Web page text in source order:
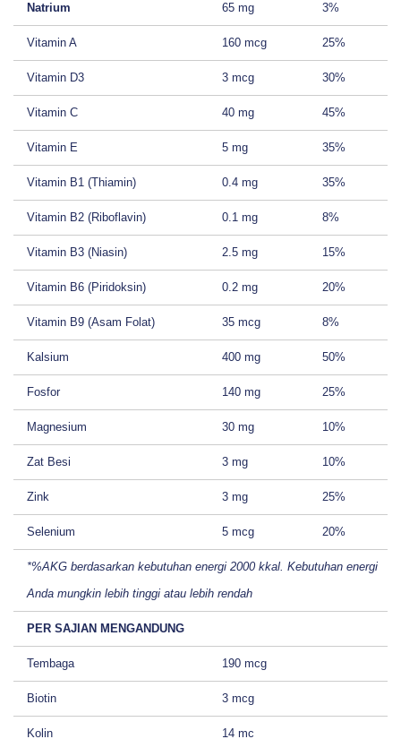
Natrium 65 mg 3%
Vitamin A 160 mcg 25%
Vitamin D3 3 mcg 30%
Vitamin C 40 mg 45%
Vitamin E 5 mg 35%
Vitamin B1 (Thiamin) 0.4 mg 35%
Vitamin B2 (Riboflavin) 0.1 mg 8%
Vitamin B3 (Niasin) 2.5 mg 15%
Vitamin B6 (Piridoksin) 0.2 mg 20%
Vitamin B9 (Asam Folat) 35 mcg 8%
Kalsium 400 mg 50%
Fosfor 140 mg 25%
Magnesium 30 mg 10%
Zat Besi 3 mg 10%
Zink 3 mg 25%
Selenium 5 mcg 20%
*%AKG berdasarkan kebutuhan energi 2000 kkal. Kebutuhan energi
Anda mungkin lebih tinggi atau lebih rendah
PER SAJIAN MENGANDUNG
Tembaga 190 mcg
Biotin 3 mcg
Kolin 14 mc